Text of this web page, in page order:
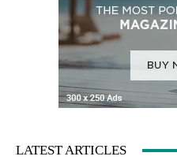
LATEST ARTICLES